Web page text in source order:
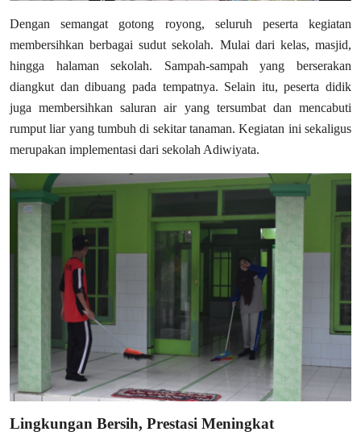
Dengan semangat gotong royong, seluruh peserta kegiatan
membersihkan berbagai sudut sekolah. Mulai dari kelas, masjid,
hingga halaman sekolah. Sampah-sampah yang berserakan
diangkut dan dibuang pada tempatnya. Selain itu, peserta didik
juga membersihkan saluran air yang tersumbat dan mencabuti
rumput liar yang tumbuh di sekitar tanaman. Kegiatan ini sekaligus
merupakan implementasi dari sekolah Adiwiyata.
Lingkungan Bersih, Prestasi Meningkat